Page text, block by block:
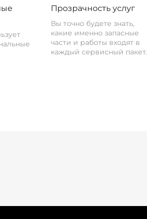
Прозрачность услуг
Вы точно будете знать,
какие именно запасные
части и работы входят в
каждый сервисный пакет.